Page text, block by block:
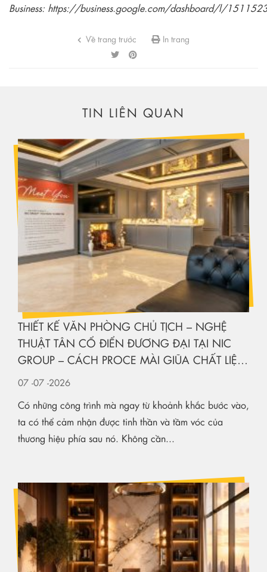
Business: https://business.google.com/dashboard/l/
Về trang trước In trang
TIN LIÊN QUAN
THIẾT KẾ VĂN PHÒNG CHỦ TỊCH – NGHỆ
THUẬT TÂN CỔ ĐIỂN ĐƯƠNG ĐẠI TẠI NIC
GROUP – CÁCH PROCE MÀI GIŨA CHẤT LIỆU
KIẾN TẠO KHÔNG GIAN HẠNG SANG
07 -07 -2026
Có những công trình mà ngay từ khoảnh khắc bước vào,
ta có thể cảm nhận được tinh thần và tầm vóc của
thương hiệu phía sau nó. Không cần...